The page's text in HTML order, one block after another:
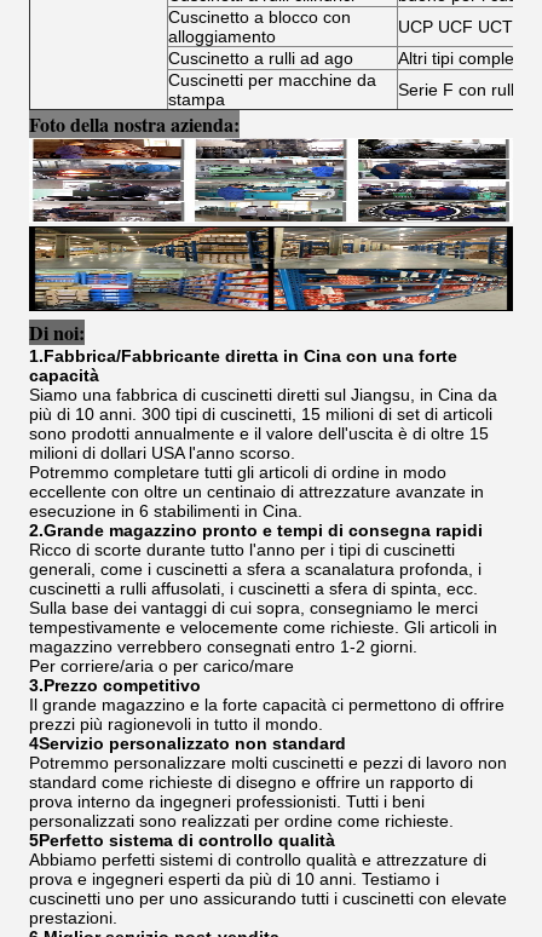
Cuscinetto a blocco con
alloggiamento
UCP UCF UCT
Cuscinetto a rulli ad ago
Altri tipi completi
Cuscinetti per macchine da
stampa
Serie F con rullo
Foto della nostra azienda:
Di noi:
1.Fabbrica/Fabbricante diretta in Cina con una forte
capacità
Siamo una fabbrica di cuscinetti diretti sul Jiangsu, in Cina da
più di 10 anni. 300 tipi di cuscinetti, 15 milioni di set di articoli
sono prodotti annualmente e il valore dell'uscita è di oltre 15
milioni di dollari USA l'anno scorso.
Potremmo completare tutti gli articoli di ordine in modo
eccellente con oltre un centinaio di attrezzature avanzate in
esecuzione in 6 stabilimenti in Cina.
2.Grande magazzino pronto e tempi di consegna rapidi
Ricco di scorte durante tutto l'anno per i tipi di cuscinetti
generali, come i cuscinetti a sfera a scanalatura profonda, i
cuscinetti a rulli affusolati, i cuscinetti a sfera di spinta, ecc.
Sulla base dei vantaggi di cui sopra, consegniamo le merci
tempestivamente e velocemente come richieste. Gli articoli in
magazzino verrebbero consegnati entro 1-2 giorni.
Per corriere/aria o per carico/mare
3.Prezzo competitivo
Il grande magazzino e la forte capacità ci permettono di offrire
prezzi più ragionevoli in tutto il mondo.
4Servizio personalizzato non standard
Potremmo personalizzare molti cuscinetti e pezzi di lavoro non
standard come richieste di disegno e offrire un rapporto di
prova interno da ingegneri professionisti. Tutti i beni
personalizzati sono realizzati per ordine come richieste.
5Perfetto sistema di controllo qualità
Abbiamo perfetti sistemi di controllo qualità e attrezzature di
prova e ingegneri esperti da più di 10 anni. Testiamo i
cuscinetti uno per uno assicurando tutti i cuscinetti con elevate
prestazioni.